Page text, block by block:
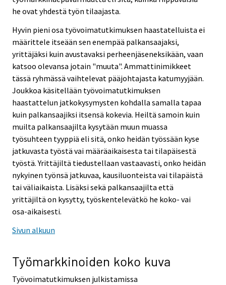
he ovat yhdestä työn tilaajasta.
Hyvin pieni osa työvoimatutkimuksen haastatelluista ei
määrittele itseään sen enempää palkansaajaksi,
yrittäjäksi kuin avustavaksi perheenjäseneksikään, vaan
katsoo olevansa jotain "muuta". Ammattinimikkeet
tässä ryhmässä vaihtelevat pääjohtajasta katumyyjään.
Joukkoa käsitellään työvoimatutkimuksen
haastattelun jatkokysymysten kohdalla samalla tapaa
kuin palkansaajiksi itsensä kokevia. Heiltä samoin kuin
muilta palkansaajilta kysytään muun muassa
työsuhteen tyyppiä eli sitä, onko heidän työssään kyse
jatkuvasta työstä vai määräaikaisesta tai tilapäisestä
työstä. Yrittäjiltä tiedustellaan vastaavasti, onko heidän
nykyinen työnsä jatkuvaa, kausiluonteista vai tilapäistä
tai väliaikaista. Lisäksi sekä palkansaajilta että
yrittäjiltä on kysytty, työskentelevätkö he koko- vai
osa-aikaisesti.
Sivun alkuun
Työmarkkinoiden koko kuva
Työvoimatutkimuksen julkistamissa